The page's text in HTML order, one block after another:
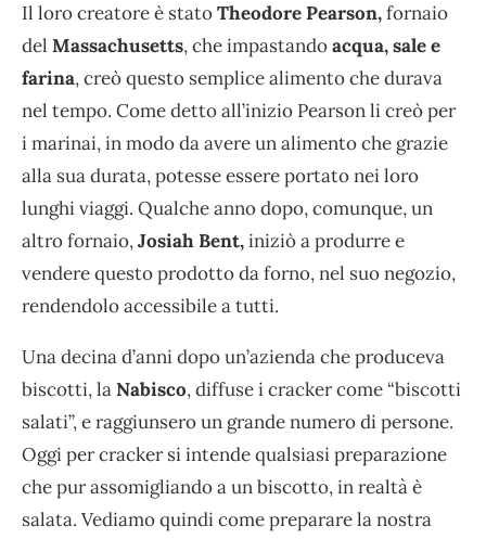
Il loro creatore è statoTheodore Pearson,fornaio
del Massachusetts, che impastandoacqua, sale e
farina, creò questo semplice alimento che durava
nel tempo. Come detto all’inizio Pearson li creò per
i marinai, in modo da avere un alimento che grazie
alla sua durata, potesse essere portato nei loro
lunghi viaggi. Qualche anno dopo, comunque, un
altro fornaio,Josiah Bent,iniziò a produrre e
vendere questo prodotto da forno, nel suo negozio,
rendendolo accessibile a tutti.
Una decina d’anni dopo un’azienda che produceva
biscotti, laNabisco, diffuse i cracker come “biscotti
salati”, e raggiunsero un grande numero di persone.
Oggi per cracker si intende qualsiasi preparazione
che pur assomigliando a un biscotto, in realtà è
salata. Vediamo quindi come preparare la nostra